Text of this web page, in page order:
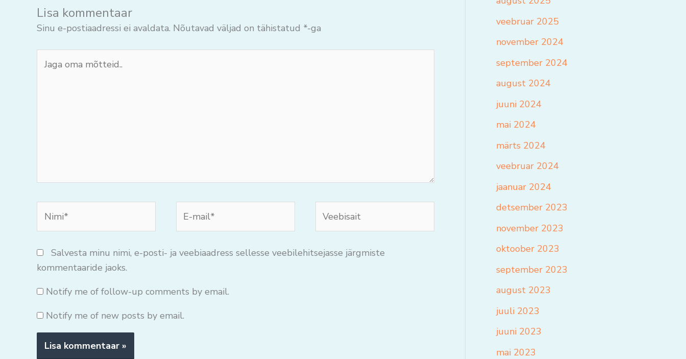
Lisa kommentaar
Sinu e-postiaadressi ei avaldata. Nõutavad väljad on tähistatud *-ga
oma
mail*
Salvesta minu nimi, e-posti- ja veebiaadress sellesse veebilehitsejasse järgmiste
kommentaaride jaoks.
Notify me of follow-up comments by email.
Notify me of new posts by email.
veebruar 2025
november 2024
september 2024
august 2024
juuni 2024
mai 2024
märts 2024
veebruar 2024
jaanuar 2024
detsember 2023
november 2023
oktoober 2023
september 2023
august 2023
juuli 2023
juuni 2023
mai 2023